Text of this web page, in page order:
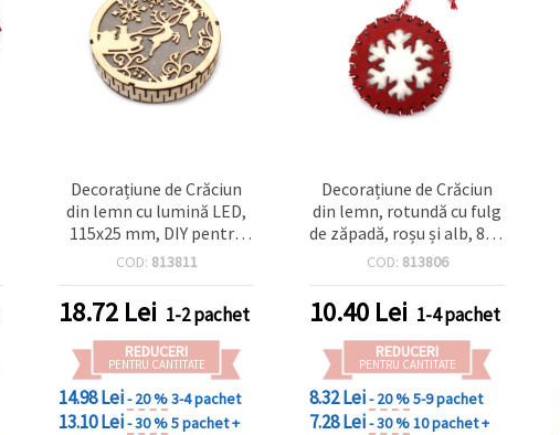
Decorațiune de Crăciun
din lemn cu lumină LED,
115x25 mm, DIY pentru
craft-uri festive de
COD: 813811
18.72 Lei 1-2 pachet
REDUCERI
PENTRU CANTITATE
14.98 Lei- 20 %3-4 pachet
13.10 Lei- 30 %5 pachet +
Decorațiune de Crăciun
din lemn, rotundă cu fulg
de zăpadă, roșu și alb, 80 x
6 mm
COD: 813806
10.40 Lei 1-4 pachet
REDUCERI
PENTRU CANTITATE
8.32 Lei- 20 %5-9 pachet
7.28 Lei- 30 %10 pachet +